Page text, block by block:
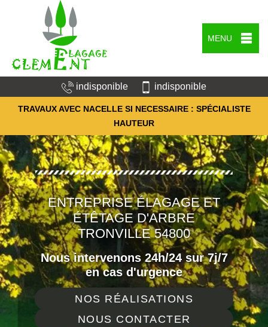
MENU
indisponible indisponible
TRAVAUX AVEC NACELLE SI NECESSAIRE : SPÉCIALISTE
HAUTEUR
ENTREPRISE ÉLAGAGE ET
ÉTÊTAGE D'ARBRE
TRONVILLE 54800
Nous intervenons 24h/24 sur 7j/7
en cas d'urgence
NOS RÉALISATIONS
NOUS CONTACTER